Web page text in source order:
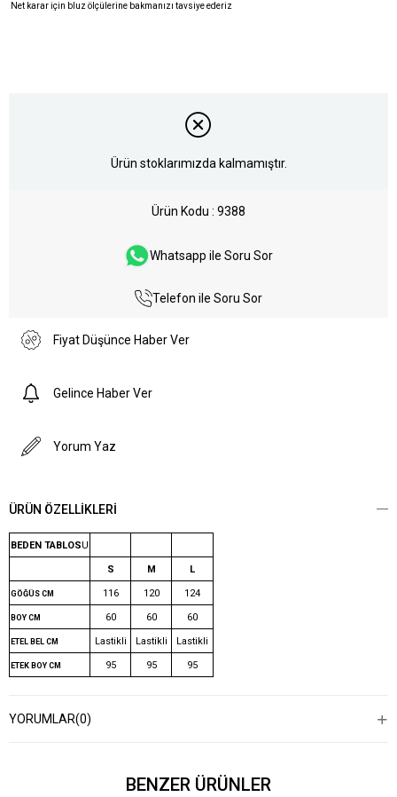
Net karar için bluz ölçülerine bakmanızı tavsiye ederiz
Ürün stoklarımızda kalmamıştır.
Ürün Kodu 9388
Whatsapp ile Soru Sor
Telefon ile Soru Sor
Fiyat Düşünce Haber Ver
Gelince Haber Ver
Yorum Yaz
ÜRÜN ÖZELLIKLERI
BEDEN TABLOSU
S M L
GÖĞÜS CM 116 120 124
BOY CM 60 60 60
ETEL BEL CM Lastikli Lastikli Lastikli
ETEK BOY CM 95 95 95
YORUMLAR(0)
BENZER ÜRÜNLER